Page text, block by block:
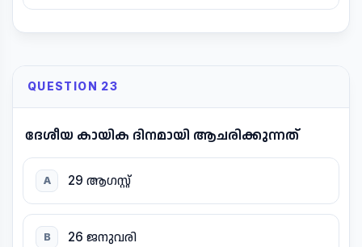
QUESTION 23
ദേശീയ കായിക ദിനമായി ആചരിക്കുന്നത്
A 29 ആഗസ്റ്റ്
B 26 ജനുവരി